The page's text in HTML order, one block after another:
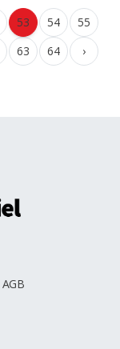
53 54
55
63 64 ›
AGB